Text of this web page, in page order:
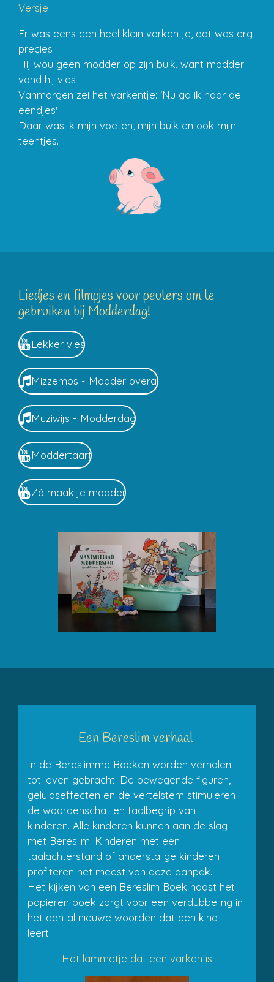
Versje
Er was eens een heel klein varkentje, dat was erg
precies
Hij wou geen modder op zijn buik, want modder
vond hij vies
Vanmorgen zei het varkentje: 'Nu ga ik naar de
eendjes'
Daar was ik mijn voeten, mijn buik en ook mijn
teentjes.
Liedjes en filmpjes voor peuters om te
gebruiken bij Modderdag!
Lekker vies
Mizzemos - Modder overal
Muziwijs - Modderdag
Moddertaart
Zó maak je modder
Een Bereslim verhaal
In de Bereslimme Boeken worden verhalen
tot leven gebracht. De bewegende figuren,
geluidseffecten en de vertelstem stimuleren
de woordenschat en taalbegrip van
kinderen. Alle kinderen kunnen aan de slag
met Bereslim. Kinderen met een
taalachterstand of anderstalige kinderen
profiteren het meest van deze aanpak.
Het kijken van een Bereslim Boek naast het
papieren boek zorgt voor een verdubbeling in
het aantal nieuwe woorden dat een kind
leert.
Het lammetje dat een varken is